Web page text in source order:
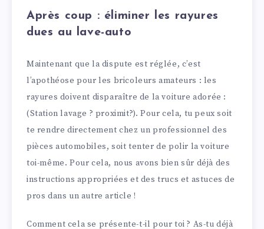
Après coup : éliminer les rayures
dues au lave-auto
Maintenant que la dispute est réglée, c’est
l’apothéose pour les bricoleurs amateurs : les
rayures doivent disparaître de la voiture adorée :
(Station lavage ? proximit?). Pour cela, tu peux soit
te rendre directement chez un professionnel des
pièces automobiles, soit tenter de polir la voiture
toi-même. Pour cela, nous avons bien sûr déjà des
instructions appropriées et des trucs et astuces de
pros dans un autre article !
Comment cela se présente-t-il pour toi ? As-tu déjà